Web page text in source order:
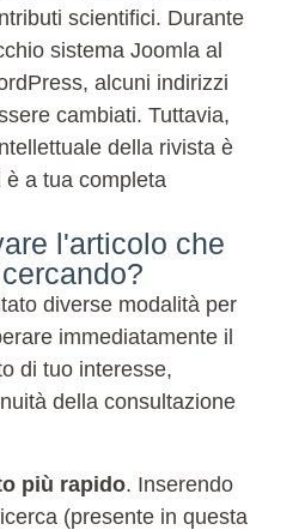
scientifici. Durante
sistema Joomla al
alcuni indirizzi
cambiati. Tuttavia,
della rivista è
a tua completa
l'articolo che
diverse modalità per
immediatamente il
di tuo interesse,
della consultazione
più rapido. Inserendo
(presente in questa